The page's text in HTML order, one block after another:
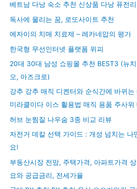
베트남 다낭 숙소 추천 신상품 다낭 퓨전
독사에 물리는 꿈, 로또사이트 추천
에자이의 치매 치료제 – 레카네맙의 평가
한국형 무선인터넷 플랫폼 위피
20대 30대 남성 쇼핑몰 추천 BEST3 (뉴
오, 아즈크로)
강추 강추 매직 디켄터와 순식간에 바뀌
미라클이다 이스 활용법 매직 용품 주사위
허브 눈찜질 나우숨 3종 비교 리뷰
자전거 데칼 선택 가이드 : 개성 넘치는 나
요!
부동산시장 전망, 주택가격, 아파트가격
요와 공급금리, 전세가율